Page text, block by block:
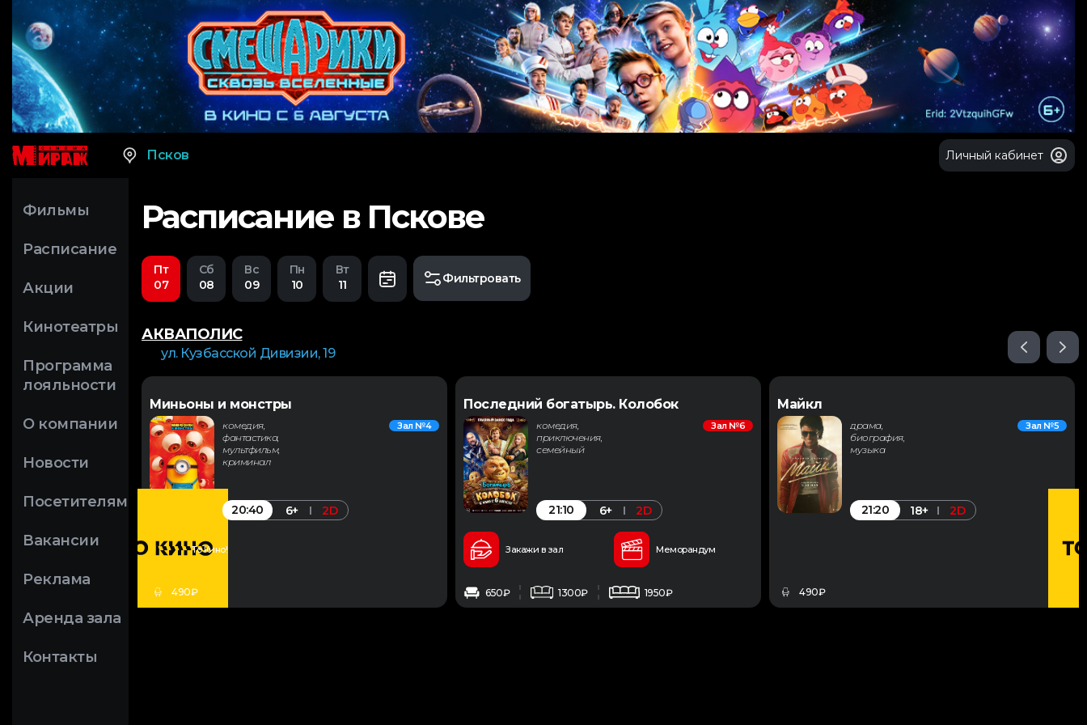
Псков Личный кабинет
Фильмы
Расписание
Акции
Кинотеатры
Программа
лояльности
О компании
Новости
Посетителям
Вакансии
Реклама
Аренда зала
Контакты
Расписание в Пскове
Пт
07
Сб
08
Вс
09
Пн
10
Вт
11
Фильтровать
АКВАПОЛИС
ул. Кузбасской Дивизии, 19
Миньоны и монстры
комедия,
фантастика,
мультфильм,
криминал
Зал №4
20:40 6+ 2D
То Кино!
490₽
Последний богатырь. Колобок
комедия,
приключения,
семейный
Зал №6
21:10 6+ 2D
Закажи в зал Меморандум
650₽ 1300₽ 1950₽
Майкл
драма,
биография,
музыка
Зал №5
21:20 18+ 2D
490₽